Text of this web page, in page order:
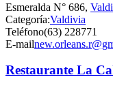
Esmeralda N° 686,
Categoría:Valdivia
Teléfono(63) 228771
E-mail
Restaurante La